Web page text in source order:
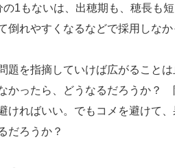
の1もないは、出穂期も、穂長も
倒れやすくなるなどで採用しな
題を指摘していけば広がることは
かったら、どうなるだろうか？
ければいい。でもコメを避けて
だろうか？